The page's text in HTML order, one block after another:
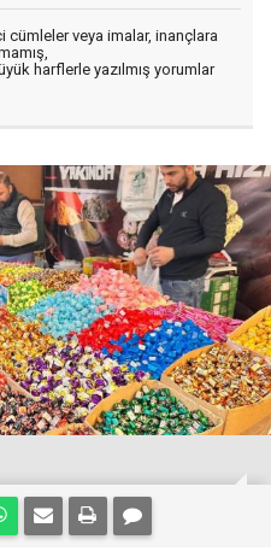
cümleler veya imalar, inançlara
harflerle yazılmış yorumlar